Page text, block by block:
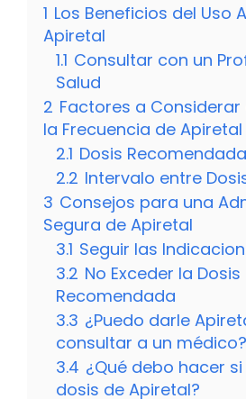
1 Los Beneficios del Uso
Apiretal
1.1 Consultar con un
Salud
2 Factores a Considerar
la Frecuencia de Apiretal
2.1 Dosis
2.2 Intervalo entre
3 Consejos para una
Segura de Apiretal
3.1 Seguir las
3.2 No Exceder la Dosis
Recomendada
3.3 ¿Puedo darle
consultar a un médico?
3.4 ¿Qué debo hacer
dosis de Apiretal?